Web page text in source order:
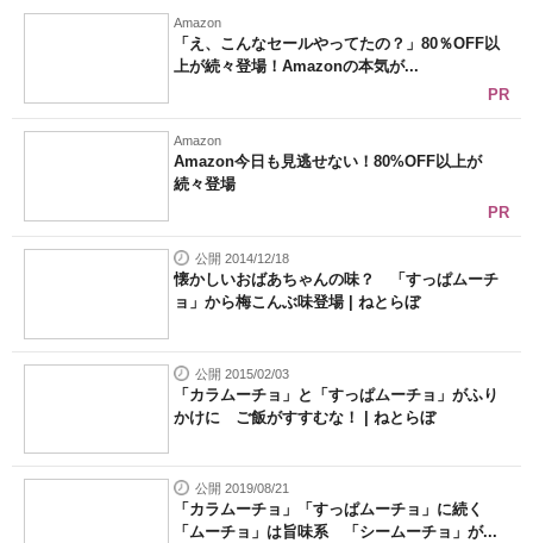
Amazon
「え、こんなセールやってたの？」80％OFF以
上が続々登場！Amazonの本気が...
PR
Amazon
Amazon今日も見逃せない！80%OFF以上が
続々登場
PR
公開 2014/12/18
懐かしいおばあちゃんの味？ 「すっぱムーチ
ョ」から梅こんぶ味登場 | ねとらぼ
公開 2015/02/03
「カラムーチョ」と「すっぱムーチョ」がふり
かけに ご飯がすすむな！ | ねとらぼ
公開 2019/08/21
「カラムーチョ」「すっぱムーチョ」に続く
「ムーチョ」は旨味系 「シームーチョ」が...